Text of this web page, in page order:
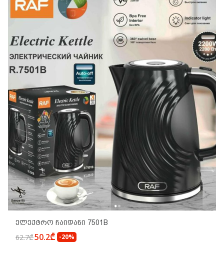
Ელექტრო Ჩაიდანი 7501B
62.7₾50.2₾ -20%